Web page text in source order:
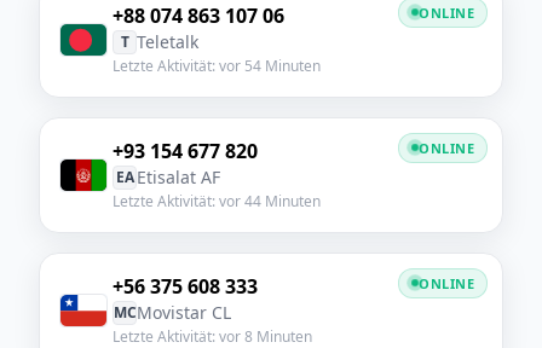
+88 074 863 107 06
T Teletalk
Letzte Aktivität: vor 54 Minuten
ONLINE
+93 154 677 820
EA Etisalat AF
Letzte Aktivität: vor 44 Minuten
ONLINE
+56 375 608 333
MCMovistar CL
Letzte Aktivität: vor 8 Minuten
ONLINE